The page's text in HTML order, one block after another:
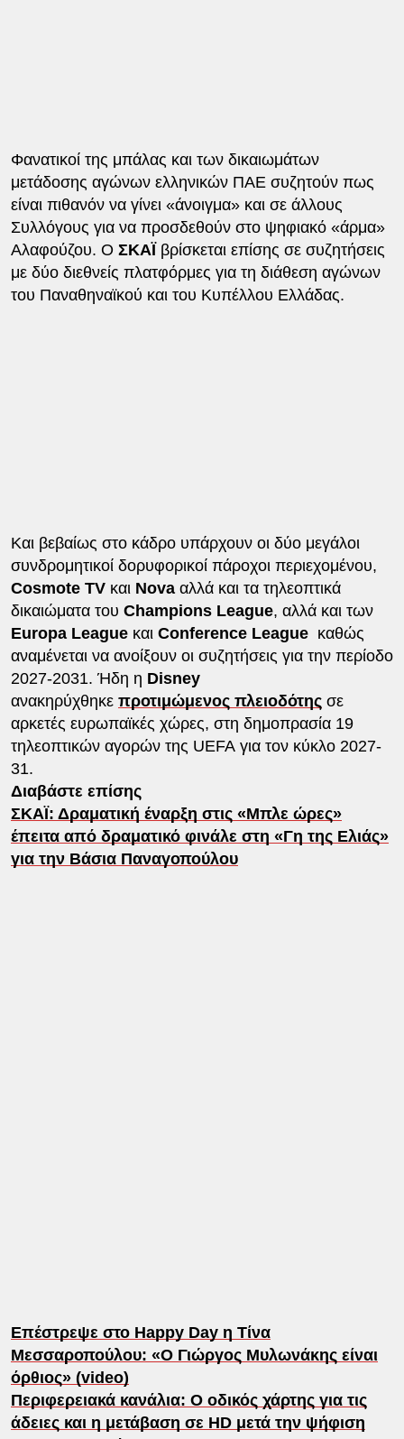
Φανατικοί της μπάλας και των δικαιωμάτων
μετάδοσης αγώνων ελληνικών ΠΑΕ συζητούν πως
είναι πιθανόν να γίνει «άνοιγμα» και σε άλλους
Συλλόγους για να προσδεθούν στο ψηφιακό «άρμα»
Αλαφούζου. Ο ΣΚΑΪ βρίσκεται επίσης σε συζητήσεις
με δύο διεθνείς πλατφόρμες για τη διάθεση αγώνων
του Παναθηναϊκού και του Κυπέλλου Ελλάδας.
Και βεβαίως στο κάδρο υπάρχουν οι δύο μεγάλοι
συνδρομητικοί δορυφορικοί πάροχοι περιεχομένου,
Cosmote TVκαι Novaαλλά και τα τηλεοπτικά
δικαιώματα του Champions League, αλλά και των
Europa Leagueκαι Conference Leagueκαθώς
αναμένεται να ανοίξουν οι συζητήσεις για την περίοδο
2027-2031. Ήδη η Disney
ανακηρύχθηκε προτιμώμενος πλειοδότηςσε
αρκετές ευρωπαϊκές χώρες, στη δημοπρασία 19
τηλεοπτικών αγορών της UEFA για τον κύκλο 2027-
31.
Διαβάστε επίσης
ΣΚΑΪ: Δραματική έναρξη στις «Μπλε ώρες»
έπειτα από δραματικό φινάλε στη «Γη της Ελιάς»
για την Βάσια Παναγοπούλου
Επέστρεψε στο Happy Day η Τίνα
Μεσσαροπούλου: «Ο Γιώργος Μυλωνάκης είναι
όρθιος» (video)
Περιφερειακά κανάλια: Ο οδικός χάρτης για τις
άδειες και η μετάβαση σε HD μετά την ψήφιση